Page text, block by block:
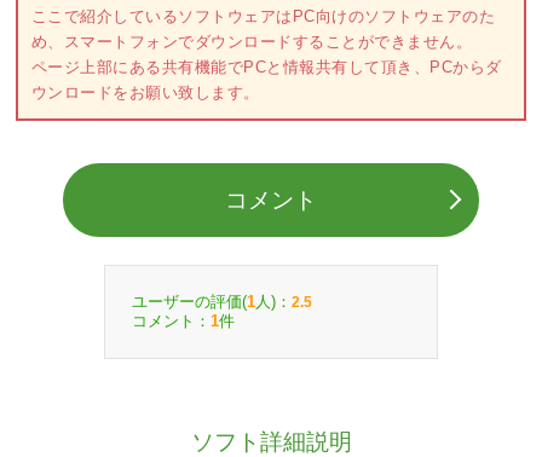
ここで紹介しているソフトウェアはPC向けのソフトウェアのた
め、スマートフォンでダウンロードすることができません。
ページ上部にある共有機能でPCと情報共有して頂き、PCからダ
ウンロードをお願い致します。
コメント
ユーザーの評価(1 人)： 2.5
コメント： 1件
ソフト詳細説明